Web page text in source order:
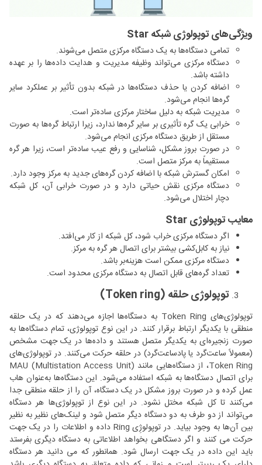
ویژگی‌های توپولوژی شبکه Star
تمامی دستگاه‌ها به یک دستگاه مرکزی متصل می‌شوند.
دستگاه مرکزی می‌تواند وظیفه مدیریت و هدایت داده‌ها را بر عهده
داشته باشد.
اضافه کردن یا حذف دستگاه‌ها در شبکه بدون تأثیر بر عملکرد سایر
گره‌ها انجام می‌شود.
مدیریت شبکه به دلیل ساختار مرکزی ساده‌تر است.
خرابی یک گره تأثیری بر سایر گره‌ها ندارد، زیرا ارتباط گره‌ها به صورت
مستقل از طریق دستگاه مرکزی انجام می‌شود.
در صورت بروز مشکل، شناسایی و رفع عیب ساده‌تر است، زیرا هر گره
مستقیماً به مرکز متصل است.
امکان گسترش شبکه با اضافه کردن گره‌های جدید به مرکز وجود دارد.
دستگاه مرکزی نقش حیاتی دارد و در صورت خرابی آن، کل شبکه
دچار اختلال می‌شود.
معایب توپولوژی Star
اگر دستگاه مرکزی خراب شود، کل شبکه از کار می‌افتد.
نیاز به کابل‌کشی بیشتر برای اتصال هر گره به مرکز.
دستگاه مرکزی ممکن است هزینه‌بر باشد.
تعداد گره‌های قابل اتصال به دستگاه مرکزی محدود است.
توپولوژی حلقه (Token ring)
توپولوژی‌های Token Ring به دستگاه‌ها اجازه می‌دهند که در یک حلقه
منطقی با یکدیگر ارتباط برقرار کنند. در این نوع توپولوژی، تمام دستگاه‌ها به
صورت زنجیره‌ای به یکدیگر متصل هستند و داده‌ها در یک جهت مشخص
(معمولاً ساعت‌گرد یا پادساعت‌گرد) در حلقه حرکت می‌کنند. در توپولوژی‌های
Token Ring، از دستگاه‌هایی مانند MAU (Multistation Access Unit)
برای اتصال دستگاه‌ها به شبکه استفاده می‌شود. این دستگاه‌ها به‌عنوان هاب
عمل کرده و در صورت بروز مشکل در یک دستگاه، آن را از حلقه منطقی جدا
می‌کنند تا کل شبکه مختل نشود. در این نوع از توپولوژی‌ها هر دستگاه
می‌تواند از دو طرف به دو دستگاه دیگر متصل شود و لینک‌های نظیر به نظیر
بین آن‌ها به وجود بیاید. در توپولوژِی Ring داده و اطلاعات را در یک جهت
حرکت می کنند و اگر دستگاهی بخواهد اطلاعاتی به دستگاه دیگری بفرستد
باید این داده در یک جهت ارسال شود. همانطور که می دانید هر دستگاه